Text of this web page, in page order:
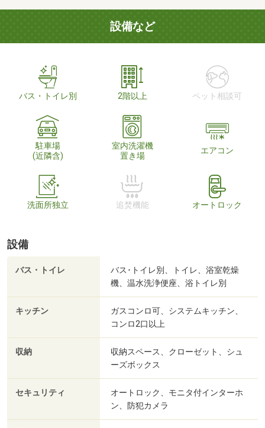
設備など
バス・トイレ別 2階以上 ペット相談可
駐車場
(近隣含)
室内洗濯機
置き場
エアコン
洗面所独立 追焚機能 オートロック
設備
バス・トイレ
バス･トイレ別、トイレ、浴室乾燥
機、温水洗浄便座、浴トイレ別
キッチン
ガスコンロ可、システムキッチン、
コンロ2口以上
収納
収納スペース、クローゼット、シュ
ーズボックス
セキュリティ
オートロック、モニタ付インターホ
ン、防犯カメラ